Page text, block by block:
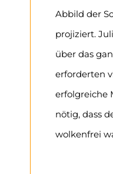
Abbild der
projiziert.
über das
erforderten
erfolgreiche
nötig, dass
wolkenfrei